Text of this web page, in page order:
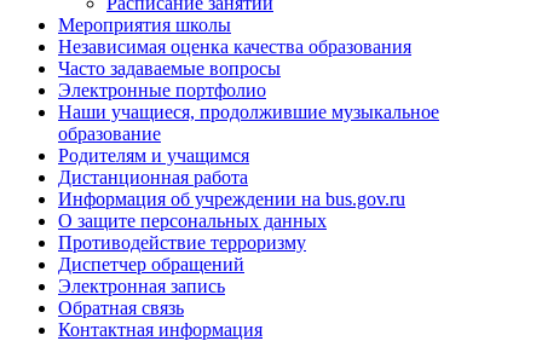
Мероприятия школы
Независимая оценка качества образования
Часто задаваемые вопросы
Электронные портфолио
Наши учащиеся, продолжившие музыкальное
образование
Родителям и учащимся
Дистанционная работа
Информация об учреждении на bus.gov.ru
О защите персональных данных
Противодействие терроризму
Диспетчер обращений
Электронная запись
Обратная связь
Контактная информация